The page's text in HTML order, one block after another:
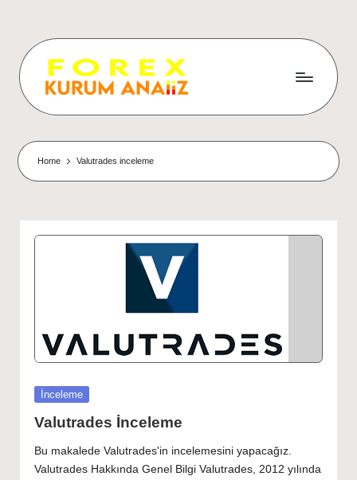
Home Valutrades inceleme
Posted
İnceleme
Valutrades İnceleme
Bu makalede Valutrades'in incelemesini yapacağız.
Valutrades Hakkında Genel Bilgi Valutrades, 2012 yılında